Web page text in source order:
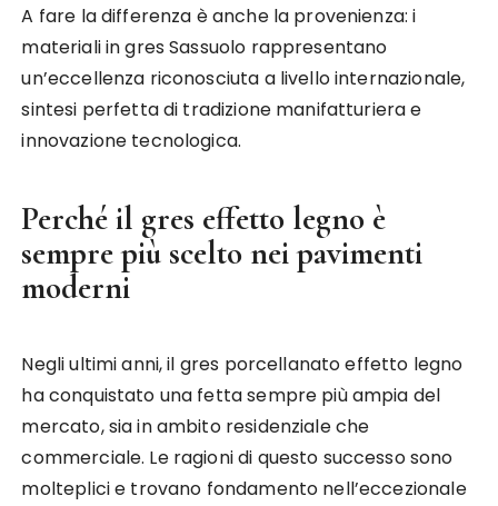
A fare la differenza è anche la provenienza: i
materiali in gres Sassuolo rappresentano
un’eccellenza riconosciuta a livello internazionale,
sintesi perfetta di tradizione manifatturiera e
innovazione tecnologica.
Perché il gres effetto legno è
sempre più scelto nei pavimenti
moderni
Negli ultimi anni, il gres porcellanato effetto legno
ha conquistato una fetta sempre più ampia del
mercato, sia in ambito residenziale che
commerciale. Le ragioni di questo successo sono
molteplici e trovano fondamento nell’eccezionale